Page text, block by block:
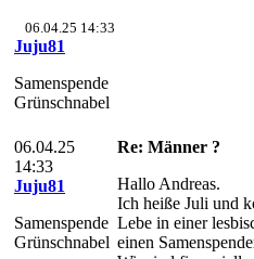
06.04.25 14:33
Juju81
Samenspende
Grünschnabel
06.04.25
14:33
Juju81
Samenspende
Grünschnabel
Re: Männer ?
Hallo Andreas.
Ich heiße Juli und
Lebe in einer
einen